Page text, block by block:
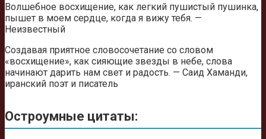
Волшебное восхищение, как легкий пушистый пушинка,
пышет в моем сердце, когда я вижу тебя. —
Неизвестный
Создавая приятное словосочетание со словом
«восхищение», как сияющие звезды в небе, слова
начинают дарить нам свет и радость. — Саид Хаманди,
иранский поэт и писатель
Остроумные цитаты: